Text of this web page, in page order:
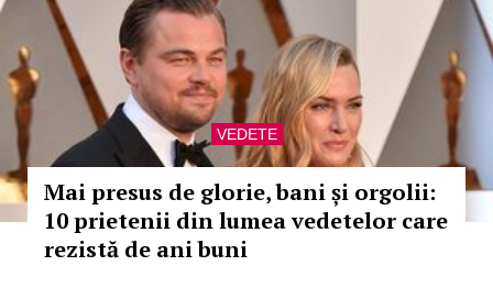
VEDETE
Mai presus de glorie, bani și orgolii:
10 prietenii din lumea vedetelor care
rezistă de ani buni